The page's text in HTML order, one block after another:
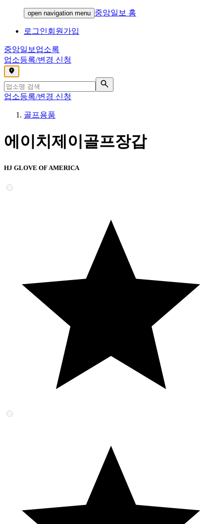
open navigation menu 중앙일보 홈
로그인회원가입
중앙일보 업소록
업소등록/변경 신청
,
업소등록/변경 신청
골프용품
에이치제이골프장갑
HJ GLOVE OF AMERICA